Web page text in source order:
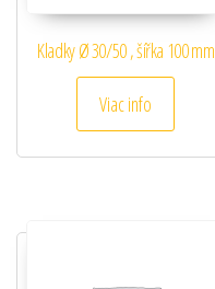
Kladky Ø 30/50 , šířka 100 mm
Viac info